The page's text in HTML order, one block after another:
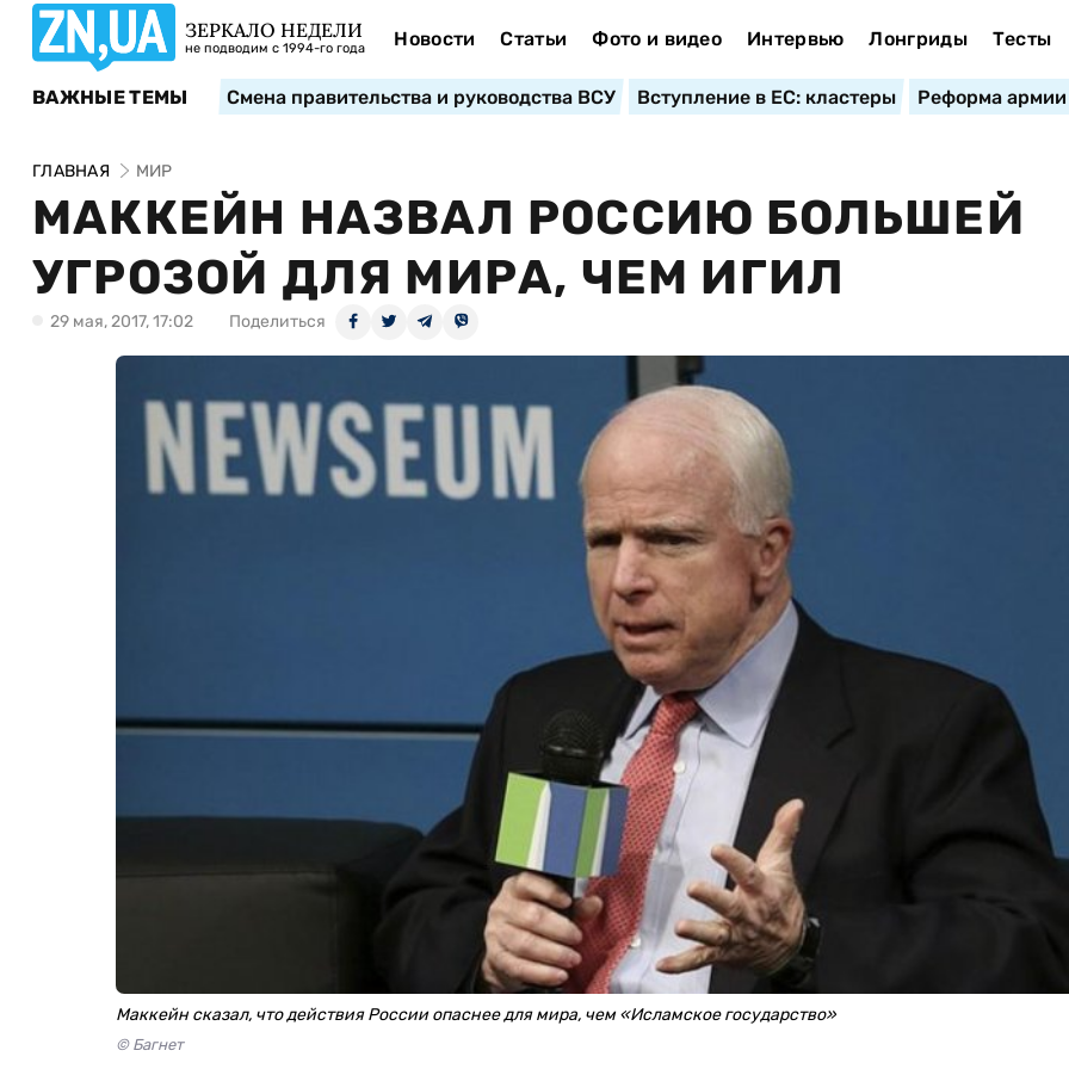
ЗЕРКАЛО НЕДЕЛИ
не подводим с 1994-го года Новости Статьи Фото и видео Интервью Лонгриды Тесты
ВАЖНЫЕ ТЕМЫ Смена правительства и руководства ВСУ Вступление в ЕС: кластеры Реформа армии
ГЛАВНАЯ МИР
МАККЕЙН НАЗВАЛ РОССИЮ БОЛЬШЕЙ
УГРОЗОЙ ДЛЯ МИРА, ЧЕМ ИГИЛ
29 мая, 2017, 17:02 Поделиться
Маккейн сказал, что действия России опаснее для мира, чем «Исламское государство»
© Багнет